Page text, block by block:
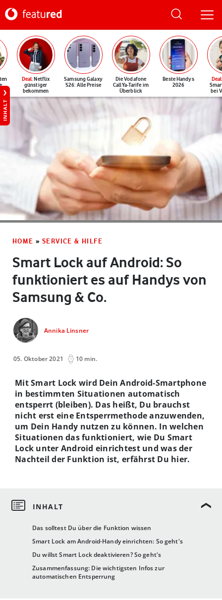
Deal: Netflix
günstiger
bekommen
Samsung Galaxy
S26: Alle Preise
Die Vodafone
CallYa-Tarife im
Überblick
Beste Handys
2026
Deal
bei
INHALT
HOME » SERVICE & HILFE
Smart Lock auf Android: So
funktioniert es auf Handys von
Samsung & Co.
Annika Linsner
05. Oktober 2021 10 min.
Das solltest Du über die Funktion wissen
Smart Lock am Android-Handy einrichten: So geht's
Du willst Smart Lock deaktivieren? So geht's
Zusammenfassung: Die wichtigsten Infos zur
automatischen Entsperrung
Mit Smart Lock wird Dein Android-Smartphone
in bestimmten Situationen automatisch
entsperrt (bleiben). Das heißt, Du brauchst
nicht erst eine Entsperrmethode anzuwenden,
um Dein Handy nutzen zu können. In welchen
Situationen das funktioniert, wie Du Smart
Lock unter Android einrichtest und was der
Nachteil der Funktion ist, erfährst Du hier.